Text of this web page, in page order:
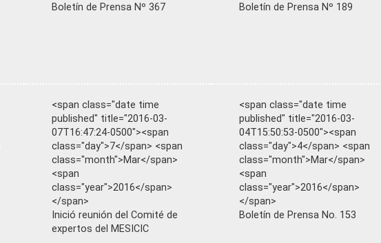
Boletín de Prensa Nº 367
Boletín de Prensa Nº 189
<span class="date time
published" title="2016-03-
07T16:47:24-0500"><span
class="day">7</span> <span
class="month">Mar</span>
<span
class="year">2016</span>
</span>
Inició reunión del Comité de
expertos del MESICIC
<span class="date time
published" title="2016-03-
04T15:50:53-0500"><span
class="day">4</span> <span
class="month">Mar</span>
<span
class="year">2016</span>
</span>
Boletín de Prensa No. 153